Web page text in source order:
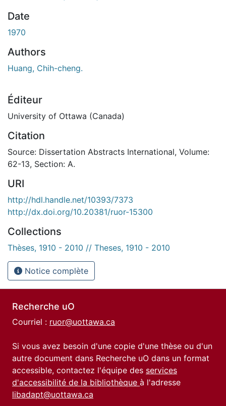
Date
1970
Authors
Huang, Chih-cheng.
Éditeur
University of Ottawa (Canada)
Citation
Source: Dissertation Abstracts International, Volume:
62-13, Section: A.
URI
http://hdl.handle.net/10393/7373
http://dx.doi.org/10.20381/ruor-15300
Collections
Thèses, 1910 - 2010 // Theses, 1910 - 2010
Notice complète
Recherche uO
Courriel : ruor@uottawa.ca
Si vous avez besoin d'une copie d'une thèse ou d'un
autre document dans Recherche uO dans un format
accessible, contactez l'équipe des services
d'accessibilité de la bibliothèque à l'adresse
libadapt@uottawa.ca